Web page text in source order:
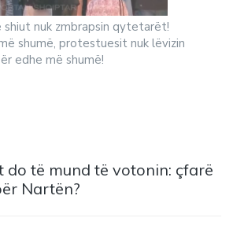
nuk zmbrapsin qytetarët!
shumë, protestuesit nuk lëvizin
edhe më shumë!
do të mund të votonin: çfarë
Nartën?